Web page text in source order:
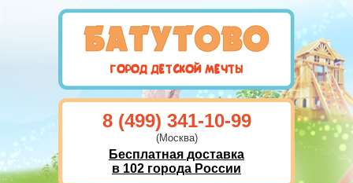
8 (499) 341-10-99
(Москва)
Бесплатная доставка
в 102 города России